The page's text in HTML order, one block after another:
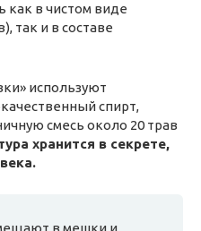
как в чистом виде
так и в составе
используют
спирт,
смесь около 20 трав
хранится в секрете,